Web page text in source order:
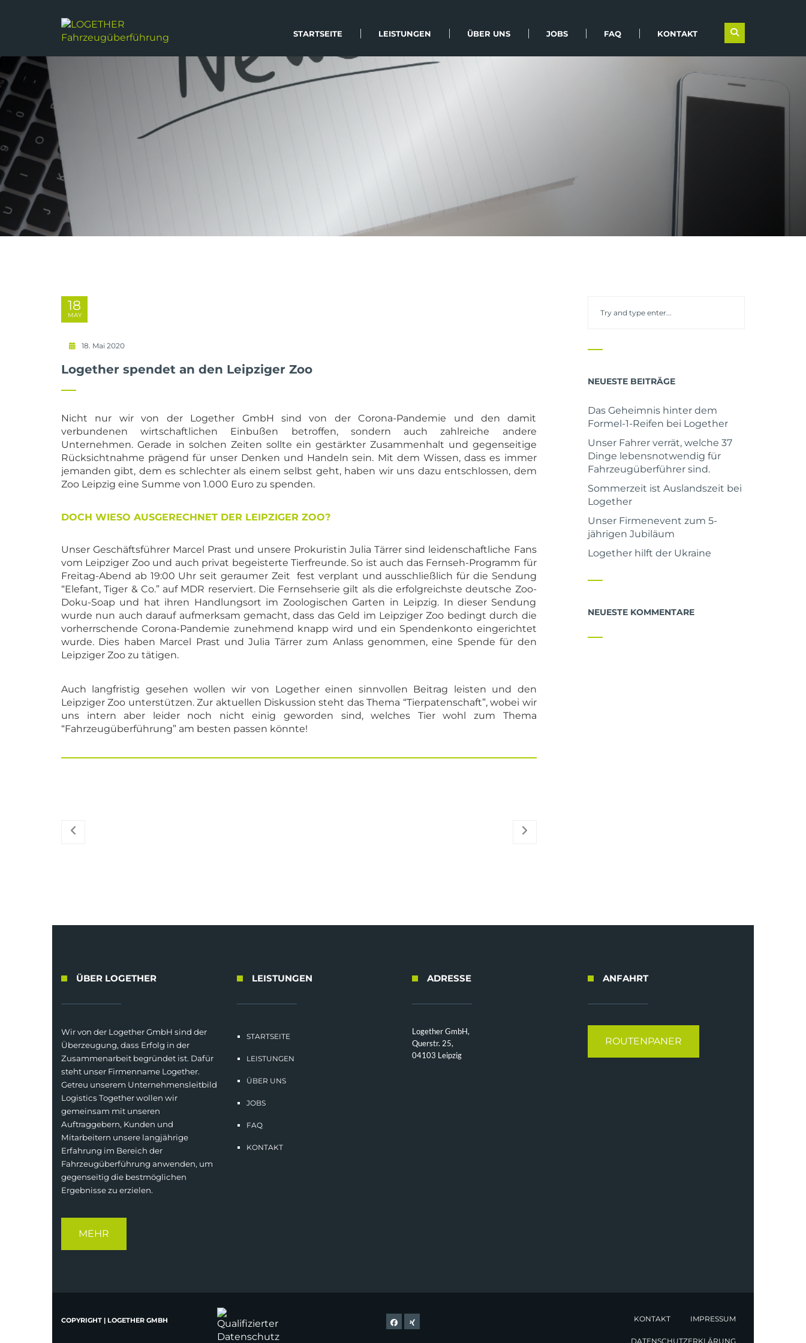
STARTSEITE LEISTUNGEN ÜBER UNS JOBS FAQ KONTAKT
18
MAY
18. Mai 2020
Logether spendet an den Leipziger Zoo
Nicht nur wir von der Logether GmbH sind von der Corona-Pandemie und den damit
verbundenen wirtschaftlichen Einbußen betroffen, sondern auch zahlreiche andere
Unternehmen. Gerade in solchen Zeiten sollte ein gestärkter Zusammenhalt und gegenseitige
Rücksichtnahme prägend für unser Denken und Handeln sein. Mit dem Wissen, dass es immer
jemanden gibt, dem es schlechter als einem selbst geht, haben wir uns dazu entschlossen, dem
Zoo Leipzig eine Summe von 1.000 Euro zu spenden.
DOCH WIESO AUSGERECHNET DER LEIPZIGER ZOO?
Unser Geschäftsführer Marcel Prast und unsere Prokuristin Julia Tärrer sind leidenschaftliche Fans
vom Leipziger Zoo und auch privat begeisterte Tierfreunde. So ist auch das Fernseh-Programm für
Freitag-Abend ab 19:00 Uhr seit geraumer Zeit fest verplant und ausschließlich für die Sendung
“Elefant, Tiger & Co.” auf MDR reserviert. Die Fernsehserie gilt als die erfolgreichste deutsche Zoo-
Doku-Soap und hat ihren Handlungsort im Zoologischen Garten in Leipzig. In dieser Sendung
wurde nun auch darauf aufmerksam gemacht, dass das Geld im Leipziger Zoo bedingt durch die
vorherrschende Corona-Pandemie zunehmend knapp wird und ein Spendenkonto eingerichtet
wurde. Dies haben Marcel Prast und Julia Tärrer zum Anlass genommen, eine Spende für den
Leipziger Zoo zu tätigen.
Auch langfristig gesehen wollen wir von Logether einen sinnvollen Beitrag leisten und den
Leipziger Zoo unterstützen. Zur aktuellen Diskussion steht das Thema “Tierpatenschaft”, wobei wir
uns intern aber leider noch nicht einig geworden sind, welches Tier wohl zum Thema
“Fahrzeugüberführung” am besten passen könnte!
NEUESTE BEITRÄGE
Das Geheimnis hinter dem
Formel-1-Reifen bei Logether
Unser Fahrer verrät, welche 37
Dinge lebensnotwendig für
Fahrzeugüberführer sind.
Sommerzeit ist Auslandszeit bei
Logether
Unser Firmenevent zum 5-
jährigen Jubiläum
Logether hilft der Ukraine
NEUESTE KOMMENTARE
ÜBER LOGETHER
Wir von der Logether GmbH sind der
Überzeugung, dass Erfolg in der
Zusammenarbeit begründet ist. Dafür
steht unser Firmenname Logether.
Getreu unserem Unternehmensleitbild
Logistics Together wollen wir
gemeinsam mit unseren
Auftraggebern, Kunden und
Mitarbeitern unsere langjährige
Erfahrung im Bereich der
Fahrzeugüberführung anwenden, um
gegenseitig die bestmöglichen
Ergebnisse zu erzielen.
MEHR
LEISTUNGEN
STARTSEITE
LEISTUNGEN
ÜBER UNS
JOBS
FAQ
KONTAKT
ADRESSE
Logether GmbH,
Querstr. 25,
04103 Leipzig
ANFAHRT
ROUTENPANER
COPYRIGHT | LOGETHER GMBH KONTAKT IMPRESSUM
DATENSCHUTZERKLÄRUNG